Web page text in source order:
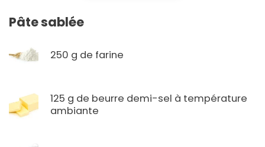
Pâte sablée
250 g de farine
125 g de beurre demi-sel à température
ambiante